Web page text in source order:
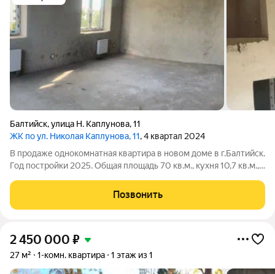
Балтийск,улица Н. Каплунова,11
ЖК по ул. Николая Каплунова, 11, 4 квартал 2024
В продаже однокомнатная квартира в новом доме в г.Балтийск.
Год постройки 2025. Общая площадь 70 кв.м., кухня 10,7 кв.м.,
где можно сделать еще одну спальню или кабинет.
Совмещенный санузел
Позвонить
2 450 000 ₽
27 м² 1-комн. квартира 1 этаж из 1